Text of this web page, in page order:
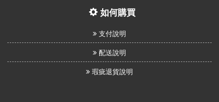
如何購買
支付說明
配送說明
瑕疵退貨說明